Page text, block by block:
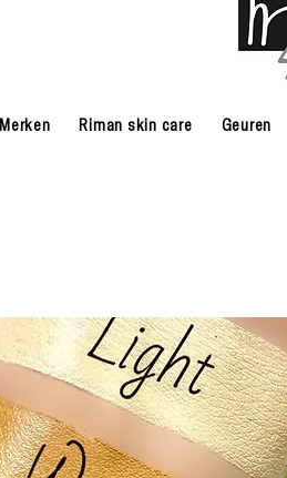
Merken Riman skin care Geuren